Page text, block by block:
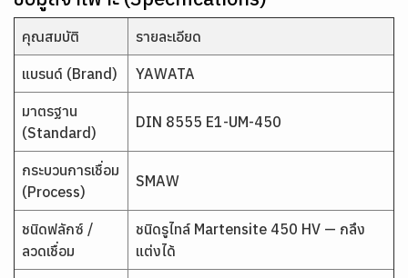
คุณสมบัติ รายละเอียด
แบรนด์ (Brand) YAWATA
มาตรฐาน
(Standard)
DIN 8555 E1-UM-450
กระบวนการเชื่อม
(Process)
SMAW
ชนิดฟลักซ์ /
ลวดเชื่อม
ชนิดรูไทล์ Martensite 450 HV — กลึง
แต่งได้